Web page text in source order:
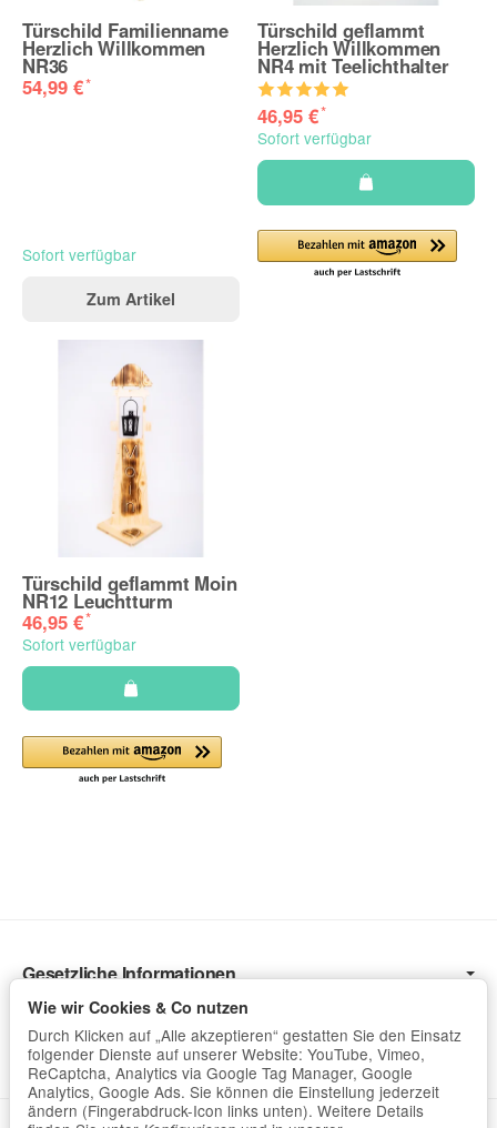
Türschild Familienname
Herzlich Willkommen
NR36
54,99 €*
Sofort verfügbar
Zum Artikel
Türschild geflammt
Herzlich Willkommen
NR4 mit Teelichthalter
46,95 €*
Sofort verfügbar
Türschild geflammt Moin
NR12 Leuchtturm
46,95 €*
Sofort verfügbar
Gesetzliche Informationen
Wir Versenden mit
Hilfreich
Wie wir Cookies & Co nutzen
Durch Klicken auf „Alle akzeptieren“ gestatten Sie den Einsatz
folgender Dienste auf unserer Website: YouTube, Vimeo,
ReCaptcha, Analytics via Google Tag Manager, Google
Analytics, Google Ads. Sie können die Einstellung jederzeit
ändern (Fingerabdruck-Icon links unten). Weitere Details